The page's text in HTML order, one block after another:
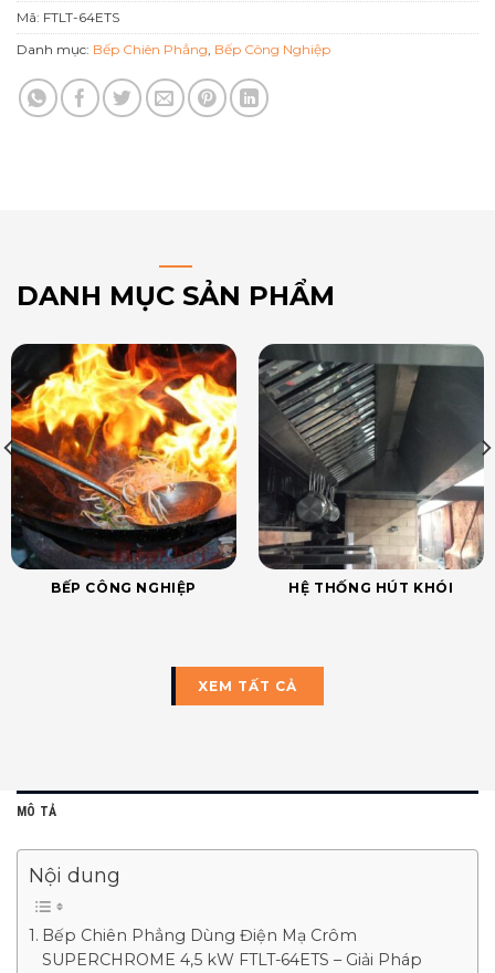
Mã: FTLT-64ETS
Danh mục: Bếp Chiên Phẳng, Bếp Công Nghiệp
DANH MỤC SẢN PHẨM
BẾP CÔNG NGHIỆP HỆ THỐNG HÚT KHÓI
XEM TẤT CẢ
MÔ TẢ
Nội dung
Bếp Chiên Phẳng Dùng Điện Mạ Crôm
SUPERCHROME 4,5 kW FTLT-64ETS – Giải Pháp